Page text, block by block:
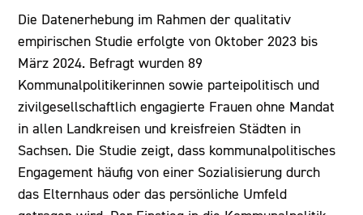
Die Datenerhebung im Rahmen der qualitativ
empirischen Studie erfolgte von Oktober 2023 bis
März 2024. Befragt wurden 89
Kommunalpolitikerinnen sowie parteipolitisch und
zivilgesellschaftlich engagierte Frauen ohne Mandat
in allen Landkreisen und kreisfreien Städten in
Sachsen. Die Studie zeigt, dass kommunalpolitisches
Engagement häufig von einer Sozialisierung durch
das Elternhaus oder das persönliche Umfeld